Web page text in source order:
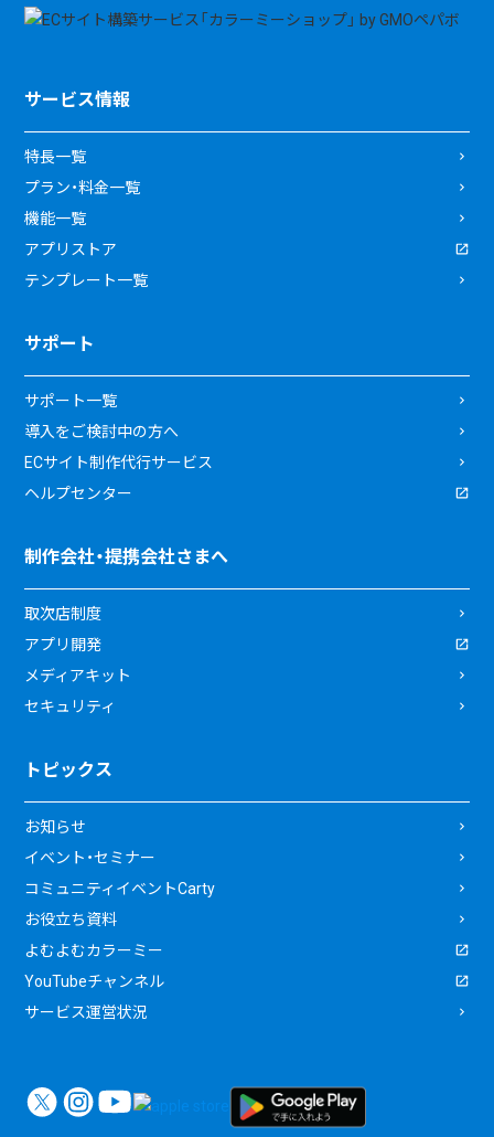
サービス情報
特長一覧
プラン・料金一覧
機能一覧
アプリストア
テンプレート一覧
サポート
サポート一覧
導入をご検討中の方へ
ECサイト制作代行サービス
ヘルプセンター
制作会社・提携会社さまへ
取次店制度
アプリ開発
メディアキット
セキュリティ
トピックス
お知らせ
イベント・セミナー
コミュニティイベントCarty
お役立ち資料
よむよむカラーミー
YouTubeチャンネル
サービス運営状況